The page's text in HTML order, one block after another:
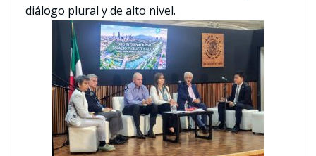
diálogo plural y de alto nivel.